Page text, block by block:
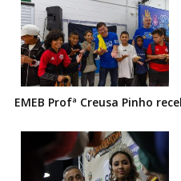
EMEB Profª Creusa Pinho